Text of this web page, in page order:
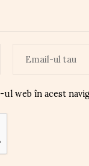
ul web în acest